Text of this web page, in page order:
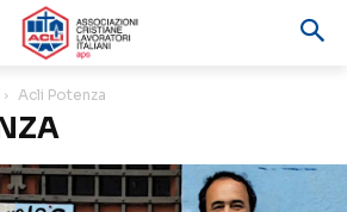
Acli Potenza